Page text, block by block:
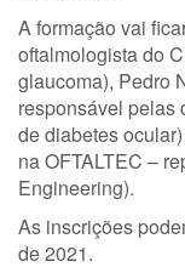
A formação vai
oftalmologista do
glaucoma), Pedro
responsável pelas
de diabetes
na OFTALTEC –
Engineering).
As inscrições
de 2021.